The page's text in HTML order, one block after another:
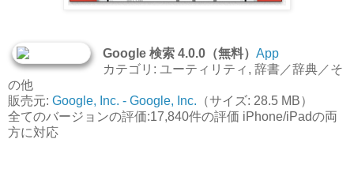
Google 検索 4.0.0（無料） App
カテゴリ: ユーティリティ, 辞書／辞典／そ
の他
販売元: Google, Inc. - Google, Inc. （サイズ: 28.5 MB）
全てのバージョンの評価:17,840件の評価 iPhone/iPadの両
方に対応